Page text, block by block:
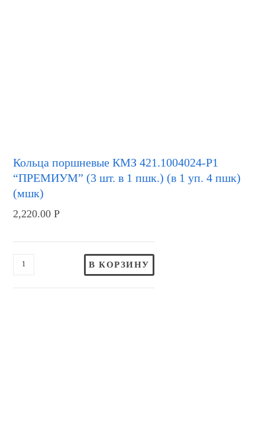
Кольца поршневые КМЗ 421.1004024-Р1
“ПРЕМИУМ” (3 шт. в 1 пшк.) (в 1 уп. 4 пшк)
(мшк)
2,220.00Р
В КОРЗИНУ